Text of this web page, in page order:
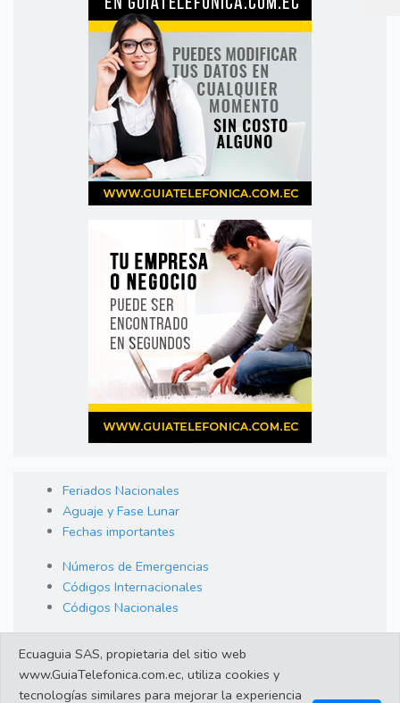
Feriados Nacionales
Aguaje y Fase Lunar
Fechas importantes
Números de Emergencias
Códigos Internacionales
Códigos Nacionales
Cambio de Divisas
Enlaces de interes
Ecuaguia SAS, propietaria del sitio web
www.GuiaTelefonica.com.ec, utiliza cookies y
tecnologías similares para mejorar la experiencia